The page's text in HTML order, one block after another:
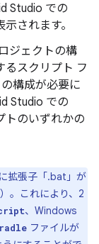
Studio での
されます。
ジェクトの構
るスクリプト フ
構成が必要に
Studio での
トのいずれかの
拡張子「.bat」が
。これにより、2
、Windows
ファイルが